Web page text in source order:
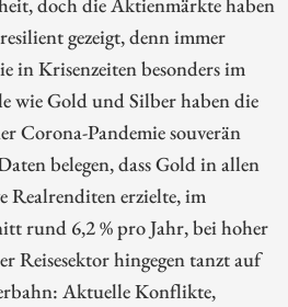
gezeigt, denn immer
in Krisenzeiten besonders im
wie Gold und Silber haben die
Corona-Pandemie souverän
belegen, dass Gold in allen
Realrenditen erzielte, im
rund 6,2 % pro Jahr, bei hoher
Reisesektor hingegen tanzt auf
Aktuelle Konflikte,